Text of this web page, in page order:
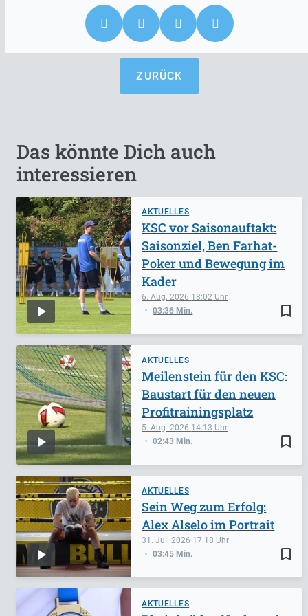
ZURÜCK
Das könnte Dich auch
interessieren
AKTUELLES
bookmark_border
6. Aug. 2026 18:02
03:36 Min.
KSC vor Saisonauftakt:
Saisonziel, Ben Farhat-
Poker und Bewegung im
Kader
AKTUELLES
bookmark_border
5. Aug. 2026 14:13
02:43 Min.
Meilenstein für den KSC:
Baustart für den neuen
Profitrainingsplatz
AKTUELLES
bookmark_border
31. Juli 2026 17:18
03:45 Min.
Sein Weg zum Erfolg:
Alex Alselo im Portrait
AKTUELLES